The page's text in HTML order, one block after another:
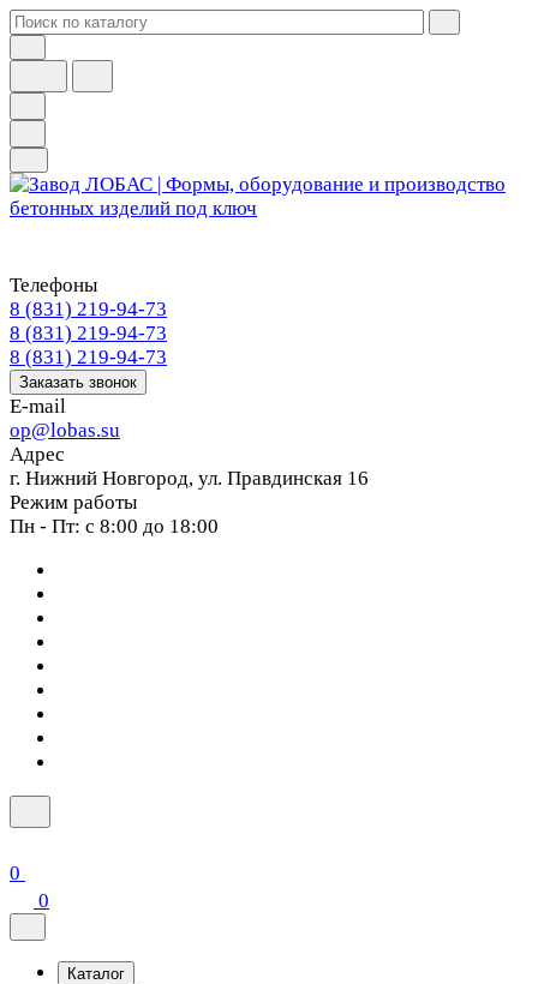
Телефоны
8 (831) 219-94-73
8 (831) 219-94-73
8 (831) 219-94-73
Заказать звонок
E-mail
op@lobas.su
Адрес
г. Нижний Новгород, ул. Правдинская 16
Режим работы
Пн - Пт: с 8:00 до 18:00
0
0
Каталог